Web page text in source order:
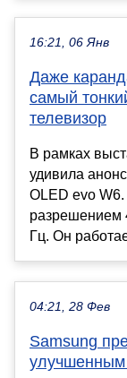
16:21, 06 Янв
Даже
самый
телевизор
В рамках
удивила
OLED evo
разрешением
Гц. Он
04:21, 28 Фев
Samsung